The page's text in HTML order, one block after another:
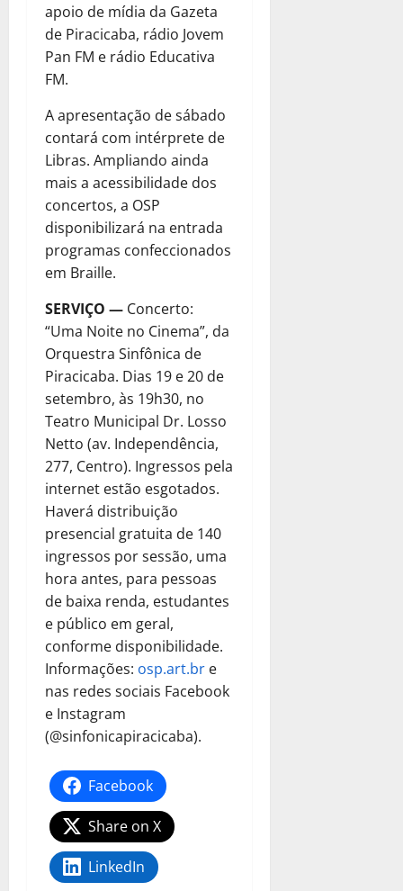
apoio de mídia da Gazeta
de Piracicaba, rádio Jovem
Pan FM e rádio Educativa
FM.
A apresentação de sábado
contará com intérprete de
Libras. Ampliando ainda
mais a acessibilidade dos
concertos, a OSP
disponibilizará na entrada
programas confeccionados
em Braille.
SERVIÇO — Concerto:
“Uma Noite no Cinema”, da
Orquestra Sinfônica de
Piracicaba. Dias 19 e 20 de
setembro, às 19h30, no
Teatro Municipal Dr. Losso
Netto (av. Independência,
277, Centro). Ingressos pela
internet estão esgotados.
Haverá distribuição
presencial gratuita de 140
ingressos por sessão, uma
hora antes, para pessoas
de baixa renda, estudantes
e público em geral,
conforme disponibilidade.
Informações: osp.art.br e
nas redes sociais Facebook
e Instagram
(@sinfonicapiracicaba).
Facebook
Share on X
LinkedIn